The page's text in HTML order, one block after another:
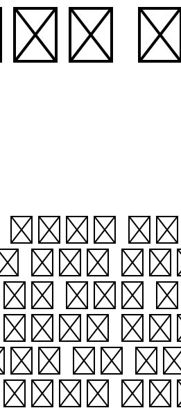
하기
한다. 개인
동등한 지위
이 “나는 그
감을 느낀
를 베푼 사
리보다 견